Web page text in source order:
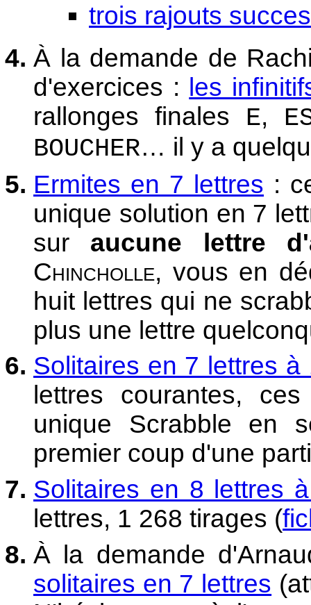
trois rajouts
À la demande de
d'exercices :
les
rallonges finales E,
BOUCHER… il y a
Ermites en 7 lettres :
unique solution en 7
sur aucune lettre
Chincholle, vous en
huit lettres qui ne
plus une lettre
Solitaires en 7 lettres à
lettres courantes,
unique Scrabble en
premier coup d'une
Solitaires en 8 lettres
lettres, 1 268 tirages (
À la demande
solitaires en 7 lettres